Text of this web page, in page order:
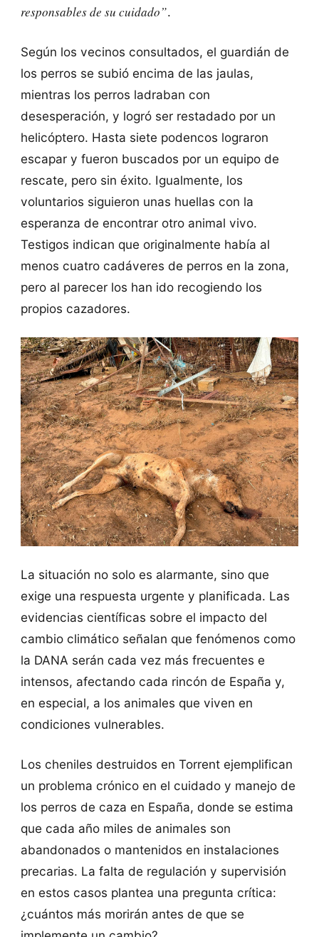
responsables de su cuidado”.
Según los vecinos consultados, el guardián de
los perros se subió encima de las jaulas,
mientras los perros ladraban con
desesperación, y logró ser restadado por un
helicóptero. Hasta siete podencos lograron
escapar y fueron buscados por un equipo de
rescate, pero sin éxito. Igualmente, los
voluntarios siguieron unas huellas con la
esperanza de encontrar otro animal vivo.
Testigos indican que originalmente había al
menos cuatro cadáveres de perros en la zona,
pero al parecer los han ido recogiendo los
propios cazadores.
La situación no solo es alarmante, sino que
exige una respuesta urgente y planificada. Las
evidencias científicas sobre el impacto del
cambio climático señalan que fenómenos como
la DANA serán cada vez más frecuentes e
intensos, afectando cada rincón de España y,
en especial, a los animales que viven en
condiciones vulnerables.
Los cheniles destruidos en Torrent ejemplifican
un problema crónico en el cuidado y manejo de
los perros de caza en España, donde se estima
que cada año miles de animales son
abandonados o mantenidos en instalaciones
precarias. La falta de regulación y supervisión
en estos casos plantea una pregunta crítica:
¿cuántos más morirán antes de que se